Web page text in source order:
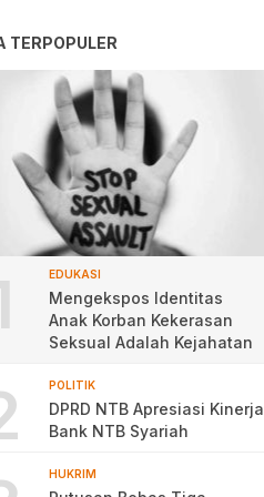
TERPOPULER
EDUKASI
Mengekspos Identitas
Anak Korban Kekerasan
Seksual Adalah Kejahatan
POLITIK
DPRD NTB Apresiasi Kinerja
Bank NTB Syariah
HUKRIM